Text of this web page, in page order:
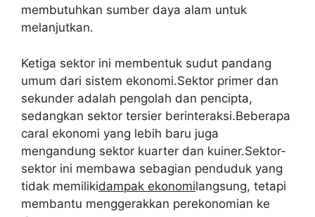
membutuhkan sumber daya alam untuk
melanjutkan.
Ketiga sektor ini membentuk sudut pandang
umum dari sistem ekonomi.Sektor primer dan
sekunder adalah pengolah dan pencipta,
sedangkan sektor tersier berinteraksi.Beberapa
caral ekonomi yang lebih baru juga
mengandung sektor kuarter dan kuiner.Sektor-
sektor ini membawa sebagian penduduk yang
tidak memilikidampak ekonomilangsung, tetapi
membantu menggerakkan perekonomian ke